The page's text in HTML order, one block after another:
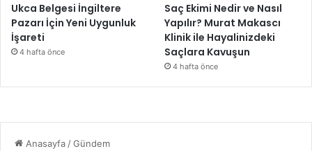
Ukca Belgesi İngiltere
Pazarı İçin Yeni Uygunluk
İşareti
4 hafta önce
Saç Ekimi Nedir ve Nasıl
Yapılır? Murat Makascı
Klinik ile Hayalinizdeki
Saçlara Kavuşun
4 hafta önce